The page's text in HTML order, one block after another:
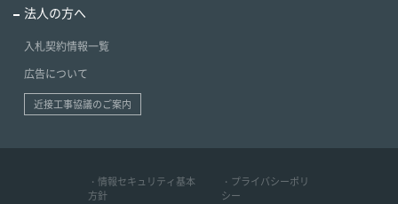
法人の方へ
入札契約情報一覧
広告について
近接工事協議のご案内
・情報セキュリティ基本
方針
・プライバシーポリ
シー